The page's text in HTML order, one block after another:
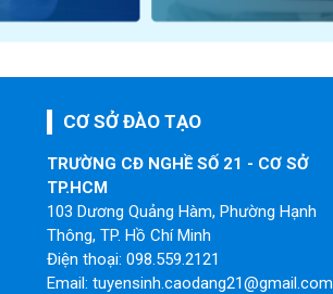
CƠ SỞ ĐÀO TẠO
TRƯỜNG CĐ NGHỀ SỐ 21 - CƠ SỞ
TP.HCM
103 Dương Quảng Hàm, Phường Hạnh
Thông, TP. Hồ Chí Minh
Điện thoại: 098.559.2121
Email: tuyensinh.caodang21@gmail.com